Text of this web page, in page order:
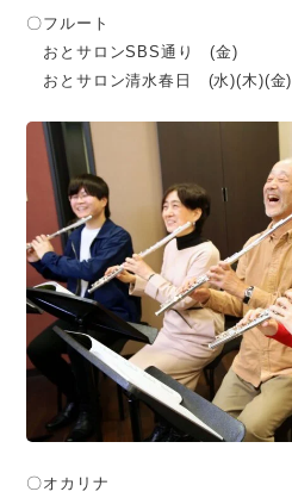
〇フルート
おとサロンSBS通り (金)
おとサロン清水春日 (水)(木)(金)
〇オカリナ